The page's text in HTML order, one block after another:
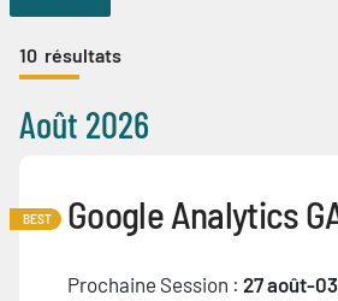
10 résultats
Août 2026
BEST Google Analytics
Prochaine Session : 27 août-